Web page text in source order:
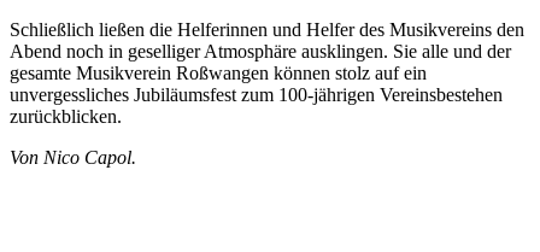
Schließlich ließen die Helferinnen und Helfer des Musikvereins den
Abend noch in geselliger Atmosphäre ausklingen. Sie alle und der
gesamte Musikverein Roßwangen können stolz auf ein
unvergessliches Jubiläumsfest zum 100-jährigen Vereinsbestehen
zurückblicken.
Von Nico Capol.